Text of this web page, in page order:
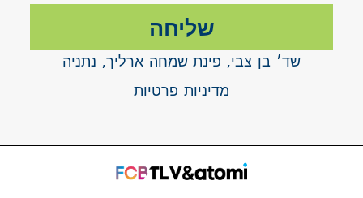
שד׳ בן צבי, פינת שמחה ארליך, נתניה
מדיניות פרטיות